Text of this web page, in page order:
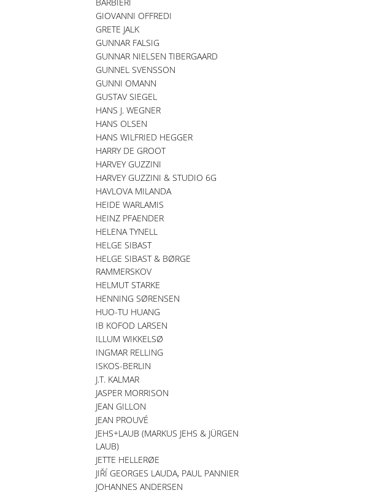
GIOVANNI OFFREDI
GRETE JALK
GUNNAR FALSIG
GUNNAR NIELSEN TIBERGAARD
GUNNEL SVENSSON
GUNNI OMANN
GUSTAV SIEGEL
HANS J. WEGNER
HANS OLSEN
HANS WILFRIED HEGGER
HARRY DE GROOT
HARVEY GUZZINI
HARVEY GUZZINI & STUDIO 6G
HAVLOVA MILANDA
HEIDE WARLAMIS
HEINZ PFAENDER
HELENA TYNELL
HELGE SIBAST
HELGE SIBAST & BØRGE
RAMMERSKOV
HELMUT STARKE
HENNING SØRENSEN
HUO-TU HUANG
IB KOFOD LARSEN
ILLUM WIKKELSØ
INGMAR RELLING
ISKOS-BERLIN
J.T. KALMAR
JASPER MORRISON
JEAN GILLON
JEAN PROUVÉ
JEHS+LAUB (MARKUS JEHS & JÜRGEN
LAUB)
JETTE HELLERØE
JIŘÍ GEORGES LAUDA, PAUL PANNIER
JOHANNES ANDERSEN